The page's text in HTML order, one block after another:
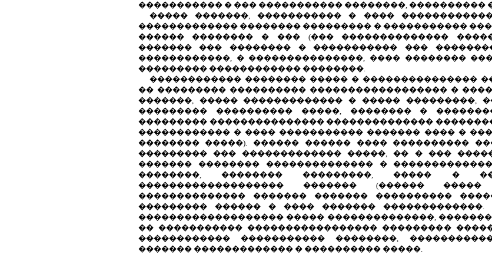
����������� � ��� ����������� ��������, ����������
����� �������, ����������� � ����
������������� �������� ��������� � �����������
������ �������� � ��� (��� ��������������
������� ��� �������� � ����������� ���
������������, � ���������������, ���� ��������
��������� ������������ ��������.
������������ �������� ����� � ���������������
�� ��������� ���������� ������������������ �
�������, ����� ������������� � ����� ���������,
��������� ���������� �����, �������� �
��������� ��������������� ��������������
������������ � ���� ����������� ������� ���� �
�������� �����). ������ ������ ���� ����������
��������� ��� ������������� �����, �� � ���
������� �������� �������������� �
��������, �������� ���������, ����� �
������������������� ������� (������
�������������� ������� ������� ����������
��������� ������ � ���� ������� �������������.
������������������� ����� ��������������,
�� ����������� ����������������� ���������
������������ ����������� ��������,
������� ������������� � ���������� �����.